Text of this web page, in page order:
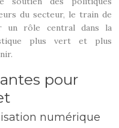
du secteur, le train de
un rôle central dans la
plus vert et plus
pour
numérique